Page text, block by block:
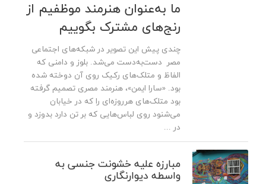
ما به‌عنوان هنرمند موظفیم از
رنج‌های مشترک بگوییم
چندی پیش این تصویر در شبکه‌های اجتماعی
مصر دست‌به‌دست می‌شد. بلوز و دامنی که
الفاظ و متلک‌های رکیک روی آن دوخته شده
بود. «سارا ایمن»، هنرمند مصری تصمیم گرفته
بود متلک‌های هرروزه‌ای را که در خیابان
می‌شنود روی لباس‌هایی که بر تن دارد بدوزد و
در ...
مبارزه علیه خشونت جنسی به
واسطه دیوارنگاری